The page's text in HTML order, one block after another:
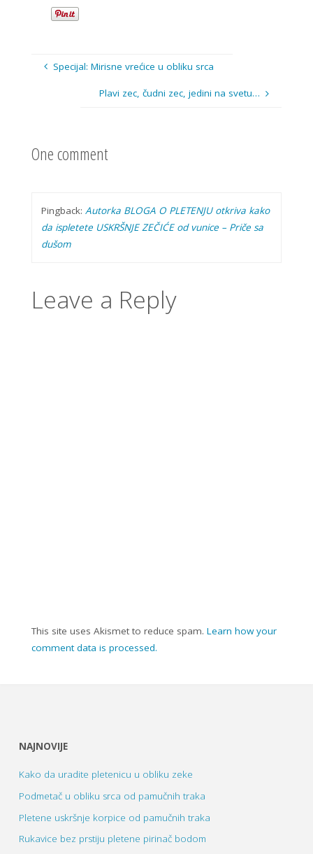
Specijal: Mirisne vrećice u obliku srca
Plavi zec, čudni zec, jedini na svetu…
One comment
Pingback:Autorka BLOGA O PLETENJU otkriva kako
da ispletete USKRŠNJE ZEČIĆE od vunice – Priče sa
dušom
Leave a Reply
This site uses Akismet to reduce spam. Learn how your
comment data is processed.
NAJNOVIJE
Kako da uradite pletenicu u obliku zeke
Podmetač u obliku srca od pamučnih traka
Pletene uskršnje korpice od pamučnih traka
Rukavice bez prstiju pletene pirinač bodom